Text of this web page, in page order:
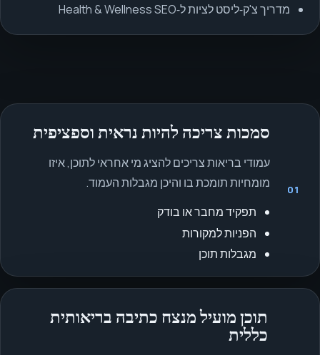
מדריך צ'ק‑ליסט לציות ל‑Health & Wellness SEO
01
סמכות צריכה להיות נראית וספציפית
עמודי בריאות צריכים להציג מי אחראי לתוכן, איזו
מומחיות תומכת בו והיכן מגבלות העמוד.
תפקיד מחבר או בודק
הפניות למקורות
מגבלות תוכן
תוכן מועיל מנצח כתיבה בריאותית
כללית